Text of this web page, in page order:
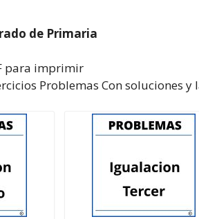
de Primaria
para imprimir
Problemas Con soluciones y